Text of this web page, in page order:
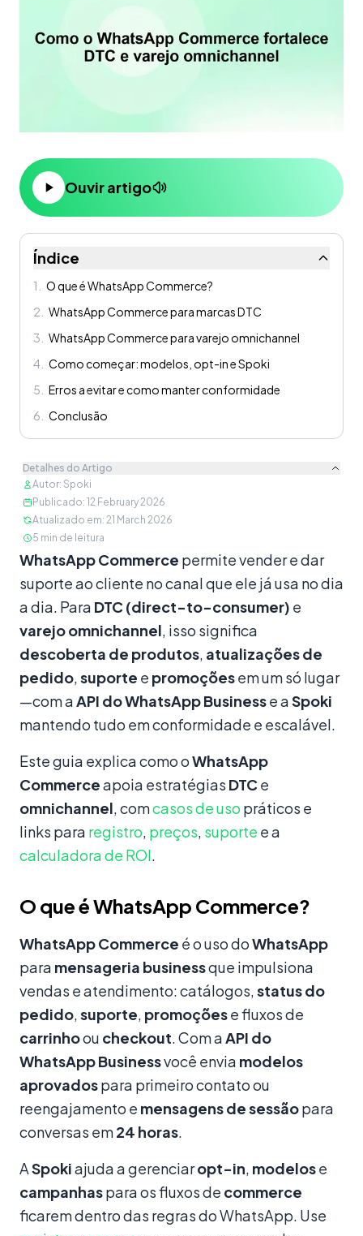
Ouvir artigo
Índice
1
O que é WhatsApp Commerce?
2
WhatsApp Commerce para marcas DTC
3
WhatsApp Commerce para varejo omnichannel
4
Como começar: modelos, opt-in e Spoki
5
Erros a evitar e como manter conformidade
6
Conclusão
Detalhes do Artigo
Autor: Spoki
Publicado: 12 February 2026
Atualizado em: 21 March 2026
5 min de leitura
Conteúdo
WhatsApp Commerce permite vender e dar
suporte ao cliente no canal que ele já usa no dia
a dia. Para DTC (direct-to-consumer) e
varejo omnichannel, isso significa
descoberta de produtos, atualizações de
pedido,suporte e promoçõesem um só lugar
—com aAPI do WhatsApp Businesse aSpoki
mantendo tudo em conformidade e escalável.
Este guia explica como oWhatsApp
Commerceapoia estratégias DTCe
omnichannel, comcasos de uso práticos e
links para registro, preços, suporte e a
calculadora de ROI.
O que é WhatsApp Commerce?
WhatsApp Commerce é o uso doWhatsApp
para mensageria businessque impulsiona
vendas e atendimento: catálogos,status do
pedido,suporte, promoçõese fluxos de
carrinhoou checkout. Com aAPI do
WhatsApp Businessvocê envia modelos
aprovadospara primeiro contato ou
reengajamento e mensagens de sessãopara
conversas em24 horas.
ASpokiajuda a gerenciaropt-in, modelose
campanhaspara os fluxos de commerce
ficarem dentro das regras do WhatsApp. Use